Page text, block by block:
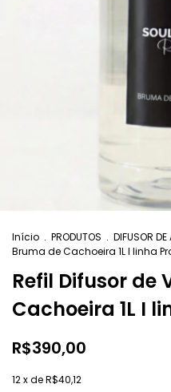
Início . PRODUTOS . DIFUSOR DE
Bruma de Cachoeira 1L I linha
Refil Difusor de
Cachoeira 1L I
R$390,00
12x deR$40,12